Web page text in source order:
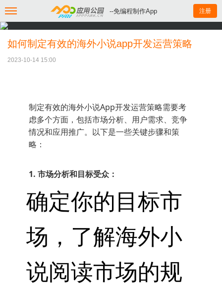
--免编程制作App 注册
如何制定有效的海外小说app开发运营策略
2023-10-14 15:00
制定有效的海外小说App开发运营策略需要考
虑多个方面，包括市场分析、用户需求、竞争
情况和应用推广。以下是一些关键步骤和策
略：
1. 市场分析和目标受众：
确定你的目标市
场，了解海外小
说阅读市场的规